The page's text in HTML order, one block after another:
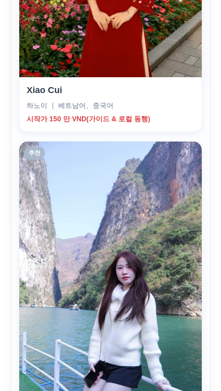
Xiao Cui
하노이 ｜ 베트남어、중국어
시작가 150 만 VND(가이드 & 로컬 동행)
추천